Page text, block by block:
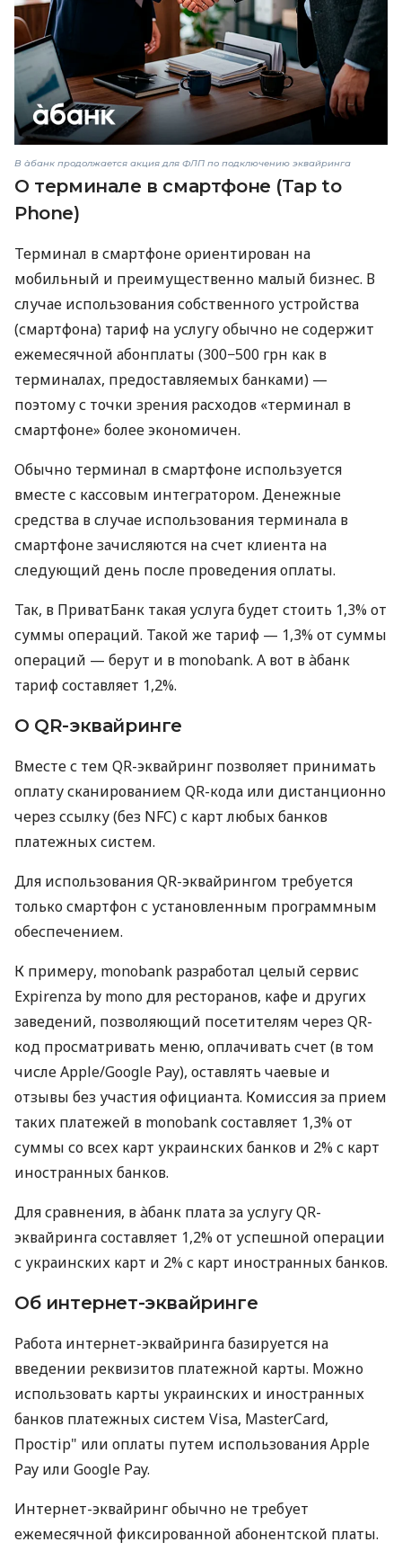
В àбанк продолжается акция для ФЛП по подключению эквайринга
О терминале в смартфоне (Tap to
Phone)
Терминал в смартфоне ориентирован на
мобильный и преимущественно малый бизнес. В
случае использования собственного устройства
(смартфона) тариф на услугу обычно не содержит
ежемесячной абонплаты (300−500 грн как в
терминалах, предоставляемых банками) —
поэтому с точки зрения расходов «терминал в
смартфоне» более экономичен.
Обычно терминал в смартфоне используется
вместе с кассовым интегратором. Денежные
средства в случае использования терминала в
смартфоне зачисляются на счет клиента на
следующий день после проведения оплаты.
Так, в ПриватБанк такая услуга будет стоить 1,3% от
суммы операций. Такой же тариф — 1,3% от суммы
операций — берут и в monobank. А вот в àбанк
тариф составляет 1,2%.
О QR-эквайринге
Вместе с тем QR-эквайринг позволяет принимать
оплату сканированием QR-кода или дистанционно
через ссылку (без NFC) с карт любых банков
платежных систем.
Для использования QR-эквайрингом требуется
только смартфон с установленным программным
обеспечением.
К примеру, monobank разработал целый сервис
Expirenza by mono для ресторанов, кафе и других
заведений, позволяющий посетителям через QR-
код просматривать меню, оплачивать счет (в том
числе Apple/Google Pay), оставлять чаевые и
отзывы без участия официанта. Комиссия за прием
таких платежей в monobank составляет 1,3% от
суммы со всех карт украинских банков и 2% с карт
иностранных банков.
Для сравнения, в àбанк плата за услугу QR-
эквайринга составляет 1,2% от успешной операции
с украинских карт и 2% с карт иностранных банков.
Об интернет-эквайринге
Работа интернет-эквайринга базируется на
введении реквизитов платежной карты. Можно
использовать карты украинских и иностранных
банков платежных систем Visa, MasterCard,
Простір" или оплаты путем использования Apple
Pay или Google Pay.
Интернет-эквайринг обычно не требует
ежемесячной фиксированной абонентской платы.